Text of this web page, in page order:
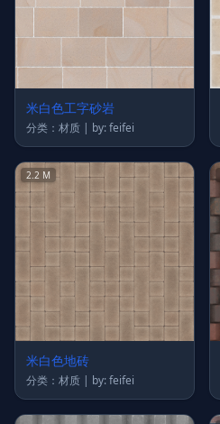
米白色工字砂岩
分类：材质 | by: feifei
2.2 M
米白色地砖
分类：材质 | by: feifei